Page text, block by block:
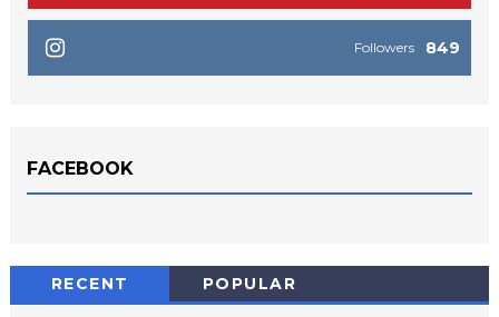
849
Followers
FACEBOOK
RECENT POPULAR